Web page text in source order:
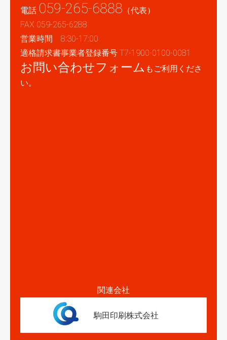
電話 059-265-6888 （代表）
FAX 059-265-6288
営業時間 8:30-17:00
適格請求書事業者登録番号 T7-1900-0100-0081
お問い合わせフォーム もご利用くださ
い。
関連会社
駒田印刷株式会社